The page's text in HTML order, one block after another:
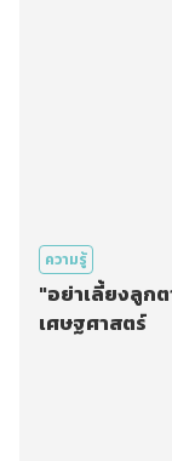
ความรู้
"อย่าเลี้ยงลูก
เศษฐศาสตร์